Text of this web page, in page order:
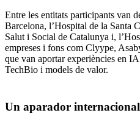
Entre les entitats participants van
Barcelona, l’Hospital de la Santa
Salut i Social de Catalunya i,
empreses i fons com Clyype,
que van aportar experiències en
TechBio i models de valor.
Un aparador